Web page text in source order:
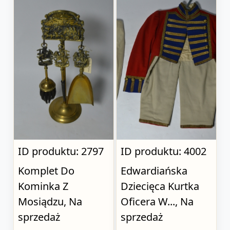
ID produktu: 2797
Komplet Do
Kominka Z
Mosiądzu, Na
sprzedaż
ID produktu: 4002
Edwardiańska
Dziecięca Kurtka
Oficera W..., Na
sprzedaż